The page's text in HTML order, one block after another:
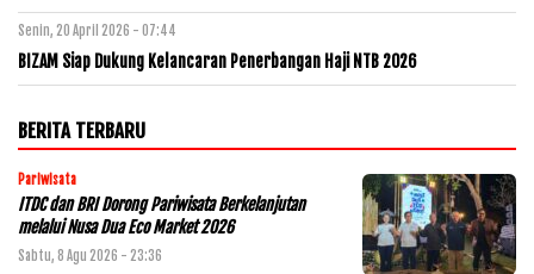
Senin, 20 April 2026 - 07:44
BIZAM Siap Dukung Kelancaran Penerbangan Haji NTB 2026
BERITA TERBARU
Pariwisata
ITDC dan BRI Dorong Pariwisata Berkelanjutan
melalui Nusa Dua Eco Market 2026
Sabtu, 8 Agu 2026 - 23:36